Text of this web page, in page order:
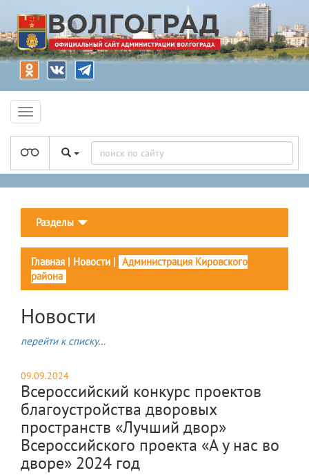
Разделы
Главная | Новости | Администрация Кировского
района
Новости
перейти к списку...
09.09.2024
Всероссийский конкурс проектов
благоустройства дворовых
пространств «Лучший двор»
Всероссийского проекта «А у нас во
дворе» 2024 год